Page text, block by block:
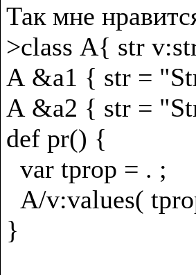
Так мне
>class A{ str
A &a1 { str =
A &a2 { str =
def pr() {
var tprop = . ;
A/v:values(
}